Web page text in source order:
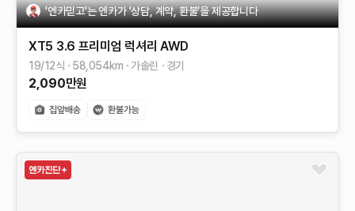
'엔카믿고'는 엔카가 '상담, 계약, 환불'을 제공합니다
XT5 3.6 프리미엄 럭셔리 AWD
19/12식 58,054km 가솔린 경기
2,090만원